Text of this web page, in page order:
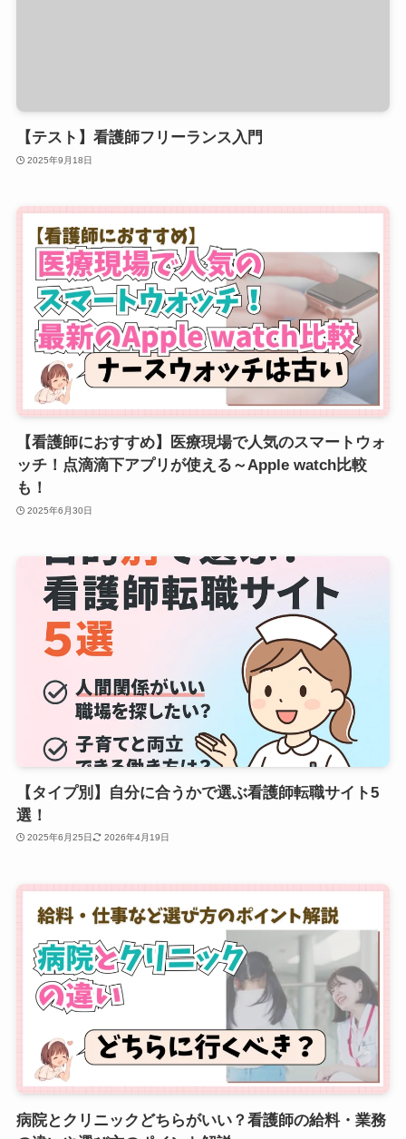
【テスト】看護師フリーランス入門
2025年9月18日
【看護師におすすめ】医療現場で人気のスマートウォ
ッチ！点滴滴下アプリが使える～Apple watch比較
も！
2025年6月30日
【タイプ別】自分に合うかで選ぶ看護師転職サイト5
選！
2025年6月25日 2026年4月19日
病院とクリニックどちらがいい？看護師の給料・業務